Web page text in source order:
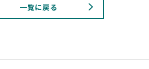
一覧に戻る